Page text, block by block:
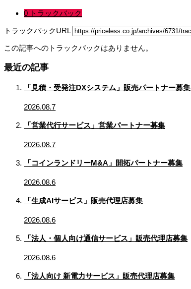
0 トラックバック
トラックバックURL
この記事へのトラックバックはありません。
最近の記事
「見積・受発注DXシステム」販売パートナー募集
2026.08.7
「営業代行サービス」営業パートナー募集
2026.08.7
「コインランドリーM&A」開拓パートナー募集
2026.08.6
「生成AIサービス」販売代理店募集
2026.08.6
「法人・個人向け通信サービス」販売代理店募集
2026.08.6
「法人向け 新電力サービス」販売代理店募集